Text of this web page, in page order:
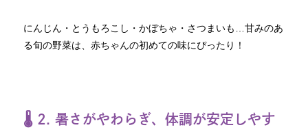
にんじん・とうもろこし・かぼちゃ・さつまいも…甘みのあ
る旬の野菜は、赤ちゃんの初めての味にぴったり！
🌡 2. 暑さがやわらぎ、体調が安定しやす